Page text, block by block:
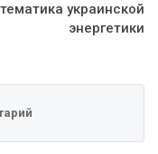
украинской
энергетики